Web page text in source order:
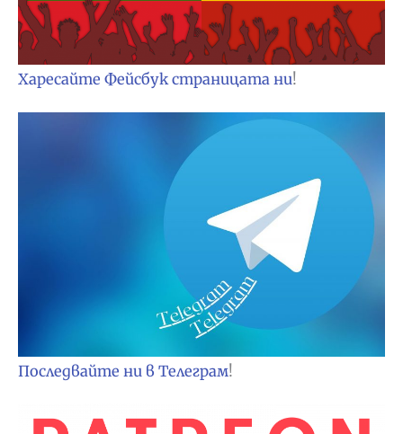
Харесайте Фейсбук страницата ни!
Последвайте ни в Телеграм!